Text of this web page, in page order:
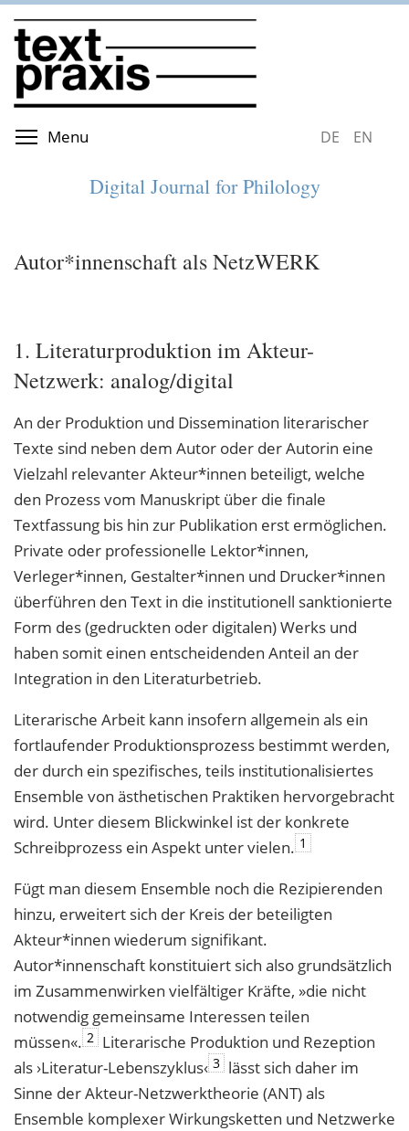
Skip
to
main
content
Menu DEUTSCH
Digital Journal for Philology
Autor*innenschaft als NetzWERK
1. Literaturproduktion im Akteur-
Netzwerk: analog/digital
An der Produktion und Dissemination literarischer
Texte sind neben dem Autor oder der Autorin eine
Vielzahl relevanter Akteur*innen beteiligt, welche
den Prozess vom Manuskript über die finale
Textfassung bis hin zur Publikation erst ermöglichen.
Private oder professionelle Lektor*innen,
Verleger*innen, Gestalter*innen und Drucker*innen
überführen den Text in die institutionell sanktionierte
Form des (gedruckten oder digitalen) Werks und
haben somit einen entscheidenden Anteil an der
Integration in den Literaturbetrieb.
Literarische Arbeit kann insofern allgemein als ein
fortlaufender Produktionsprozess bestimmt werden,
der durch ein spezifisches, teils institutionalisiertes
Ensemble von ästhetischen Praktiken hervorgebracht
wird. Unter diesem Blickwinkel ist der konkrete
Schreibprozess ein Aspekt unter vielen. 1
Fügt man diesem Ensemble noch die Rezipierenden
hinzu, erweitert sich der Kreis der beteiligten
Akteur*innen wiederum signifikant.
Autor*innenschaft konstituiert sich also grundsätzlich
im Zusammenwirken vielfältiger Kräfte, »die nicht
notwendig gemeinsame Interessen teilen
müssen«. 2 Literarische Produktion und Rezeption
als ›Literatur-Lebenszyklus‹ 3 lässt sich daher im
Sinne der Akteur-Netzwerktheorie (ANT) als
Ensemble komplexer Wirkungsketten und Netzwerke